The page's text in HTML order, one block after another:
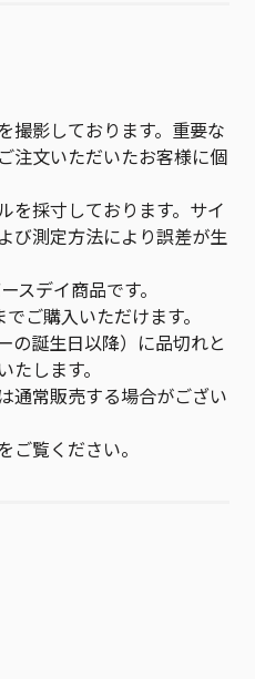
撮影しております。重要な
注文いただいたお客様に個
採寸しております。サイ
び測定方法により誤差が生
デイ商品です。
ご購入いただけます。
誕生日以降）に品切れと
します。
通常販売する場合がござい
ご覧ください。